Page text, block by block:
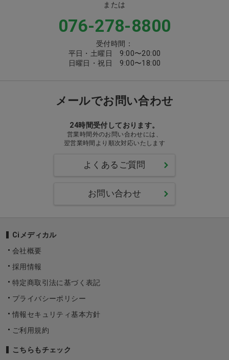
または
076-278-8800
受付時間：
平日・土曜日 9:00〜20:00
日曜日・祝日 9:00〜18:00
メールでお問い合わせ
24時間受付しております。
営業時間外のお問い合わせには、
翌営業時間より順次対応いたします
よくあるご質問
お問い合わせ
Ciメディカル
会社概要
採用情報
特定商取引法に基づく表記
プライバシーポリシー
情報セキュリティ基本方針
ご利用規約
こちらもチェック